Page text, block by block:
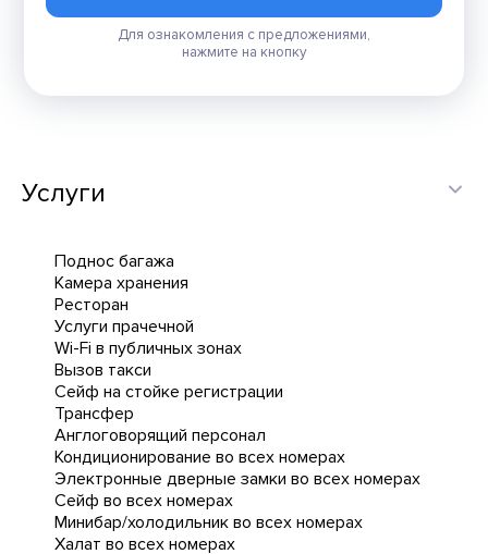
Для ознакомления с предложениями,
нажмите на кнопку
Услуги
Поднос багажа
Камера хранения
Ресторан
Услуги прачечной
Wi-Fi в публичных зонах
Вызов такси
Сейф на стойке регистрации
Трансфер
Англоговорящий персонал
Кондиционирование во всех номерах
Электронные дверные замки во всех номерах
Сейф во всех номерах
Минибар/холодильник во всех номерах
Халат во всех номерах